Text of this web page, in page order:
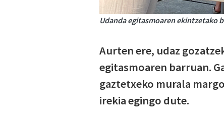
Udanda egitasmoaren ekintzetako
Aurten ere, udaz
egitasmoaren barruan.
gaztetxeko murala
irekia egingo dute.